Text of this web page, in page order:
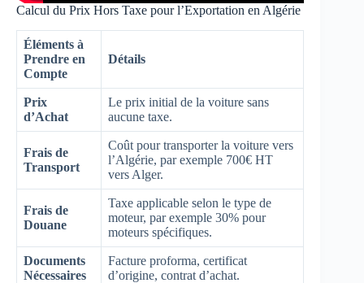
Calcul du Prix Hors Taxe pour l’Exportation en Algérie
Éléments à
Prendre en
Compte
Détails
Prix
d’Achat
Le prix initial de la voiture sans
aucune taxe.
Frais de
Transport
Coût pour transporter la voiture vers
l’Algérie, par exemple 700€ HT
vers Alger.
Frais de
Douane
Taxe applicable selon le type de
moteur, par exemple 30% pour
moteurs spécifiques.
Documents
Nécessaires
Facture proforma, certificat
d’origine, contrat d’achat.